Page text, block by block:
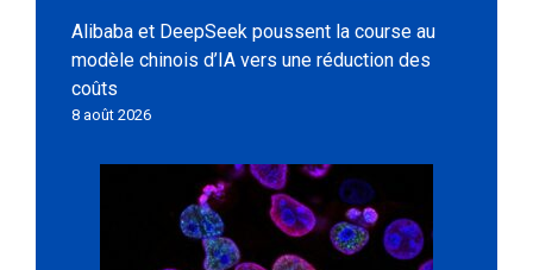
Alibaba et DeepSeek poussent la course au
modèle chinois d’IA vers une réduction des
coûts
8 août 2026